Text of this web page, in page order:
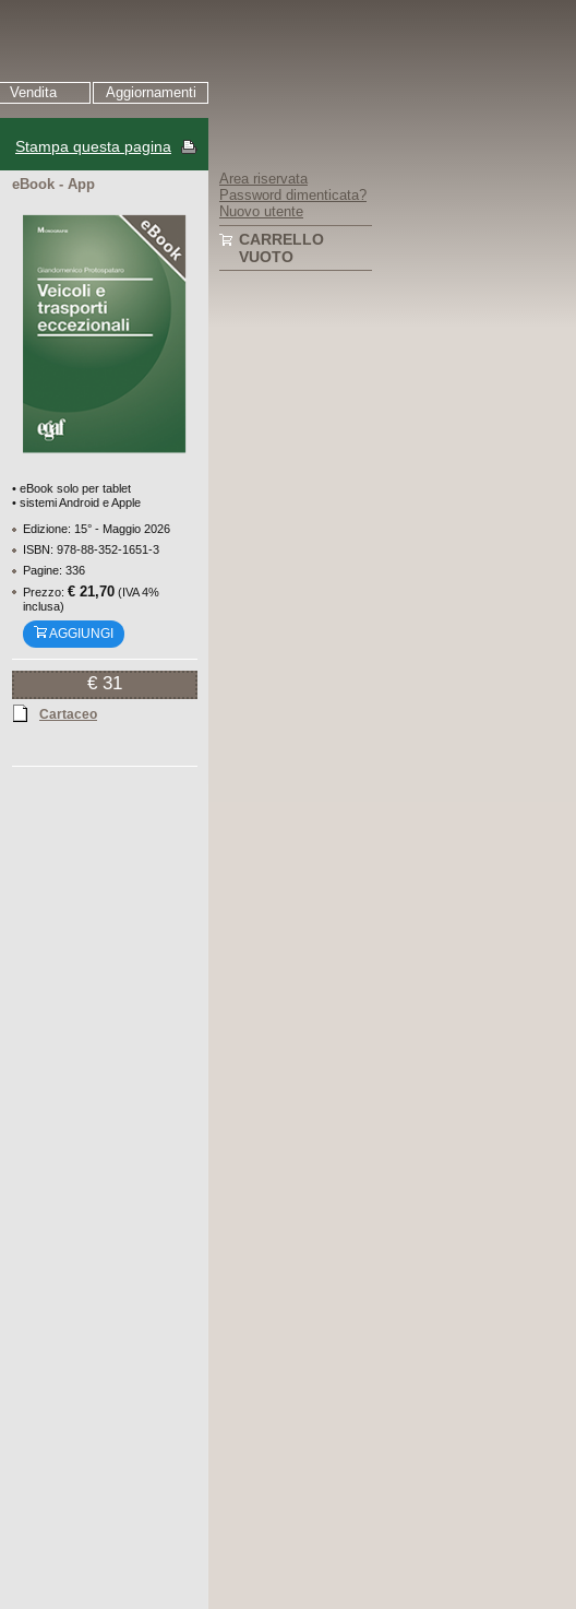
Vendita Aggiornamenti
Stampa questa pagina
eBook - App
• eBook solo per tablet
• sistemi Android e Apple
Edizione: 15° - Maggio 2026
ISBN: 978-88-352-1651-3
Pagine: 336
Prezzo: € 21,70 (IVA 4%
inclusa)
AGGIUNGI
€ 31
Cartaceo
Area riservata
Password dimenticata?
Nuovo utente
CARRELLO
VUOTO